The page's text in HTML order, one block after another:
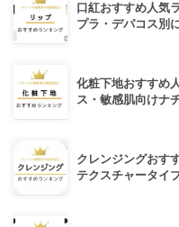
口紅おすすめ人気
プラ・デパコス別
化粧下地おすすめ
ス・敏感肌向けナ
クレンジングおす
テクスチャータイ